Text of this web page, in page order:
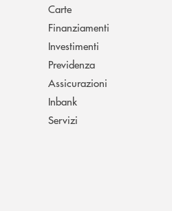
Carte
Finanziamenti
Investimenti
Previdenza
Assicurazioni
Inbank
Servizi